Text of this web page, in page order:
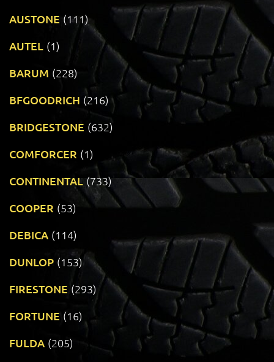
AUSTONE (111)
AUTEL (1)
BARUM (228)
BFGOODRICH (216)
BRIDGESTONE (632)
COMFORCER (1)
CONTINENTAL (733)
COOPER (53)
DEBICA (114)
DUNLOP (153)
FIRESTONE (293)
FORTUNE (16)
FULDA (205)